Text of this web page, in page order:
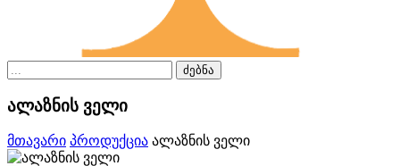
ძებნა
ალაზნის ველი
მთავარი პროდუქცია ალაზნის ველი